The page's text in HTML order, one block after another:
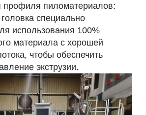
профиля пиломатериалов:
специально
использования 100%
материала с хорошей
чтобы обеспечить
экструзии.